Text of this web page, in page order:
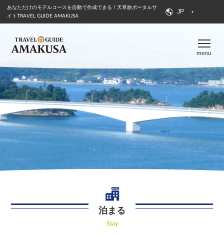
あなただけのモデルコースを自動で作成できる！ 天草旅ポータルサ
イトTRAVEL GUIDE AMAKUSA
JP
menu
泊まる
Stay